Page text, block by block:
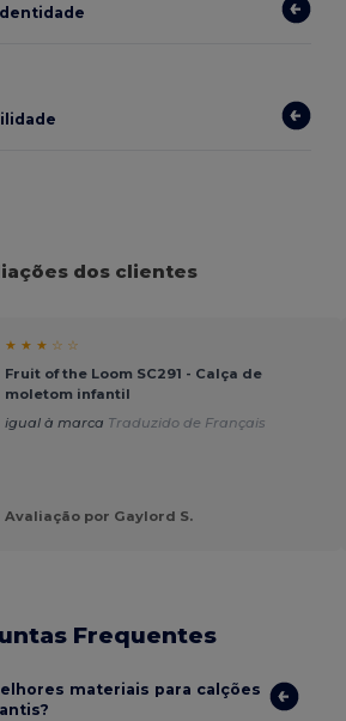
dos clientes
★ ★ ★ ☆ ☆
Fruit of the Loom SC291 - Calça de
moletom infantil
igual à marca Traduzido de Français
Avaliação por Gaylord S.
Frequentes
materiais para calções